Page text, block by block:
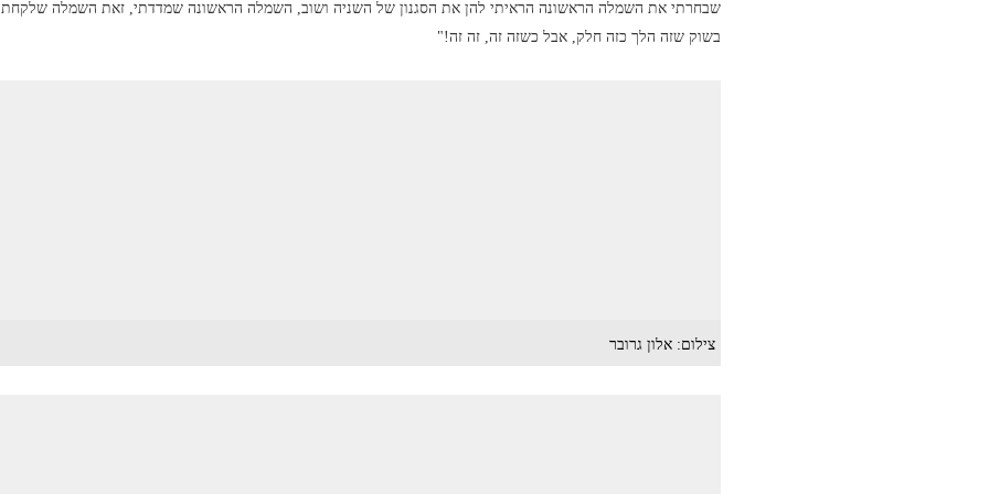
שבחרתי את השמלה הראשונה הראיתי להן את הסגנון של השניה ושוב, השמלה הראשונה שמדדתי, זאת השמלה שלקחתי.
בשוק שזה הלך כזה חלק, אבל כשזה זה, זה זה!"
צילום: אלון גרובר